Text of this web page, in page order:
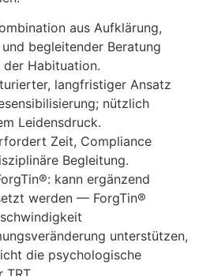
a‬us Aufklärung,
begleitender Beratung
d‬er Habituation.
langfristiger Ansatz
nützlich
Leidensdruck.
Zeit, Compliance
Begleitung.
k‬ann ergänzend
w‬erden — ForgTin®
unterstützen,
d‬ie psychologische